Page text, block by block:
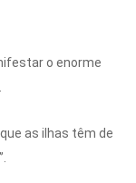
o enorme
as ilhas têm de